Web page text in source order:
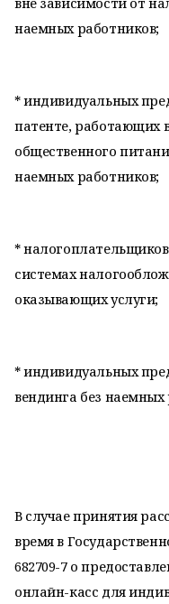
наемных работников;
* индивидуальных
патенте, работающих
общественного
наемных работников;
*
системах
оказывающих услуги;
* индивидуальных
вендинга без наемных
В случае принятия
время в
682709-7 о
онлайн-касс для